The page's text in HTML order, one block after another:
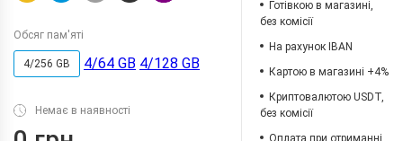
Обсяг пам'яті
4/256 GB 4/64 GB 4/128 GB
Немає в наявності
Готівкою в магазині,
без комісії
На рахунок IBAN
Картою в магазині +4%
Криптовалютою USDT,
без комісії
Оплата при отриманні,